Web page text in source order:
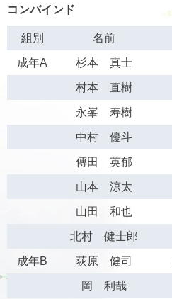
コンバインド
組別 名前
成年A 杉本 真士
村本 直樹
永峯 寿樹
中村 優斗
傳田 英郁
山本 涼太
山田 和也
北村 健士郎
成年B 荻原 健司
岡 利哉